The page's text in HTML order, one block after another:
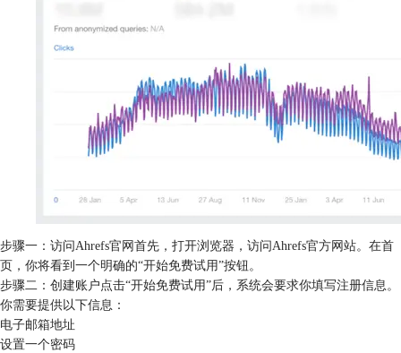
步骤一：访问Ahrefs官网首先，打开浏览器，访问Ahrefs官方网站。在首
页，你将看到一个明确的“开始免费试用”按钮。
步骤二：创建账户点击“开始免费试用”后，系统会要求你填写注册信息。
你需要提供以下信息：
电子邮箱地址
设置一个密码